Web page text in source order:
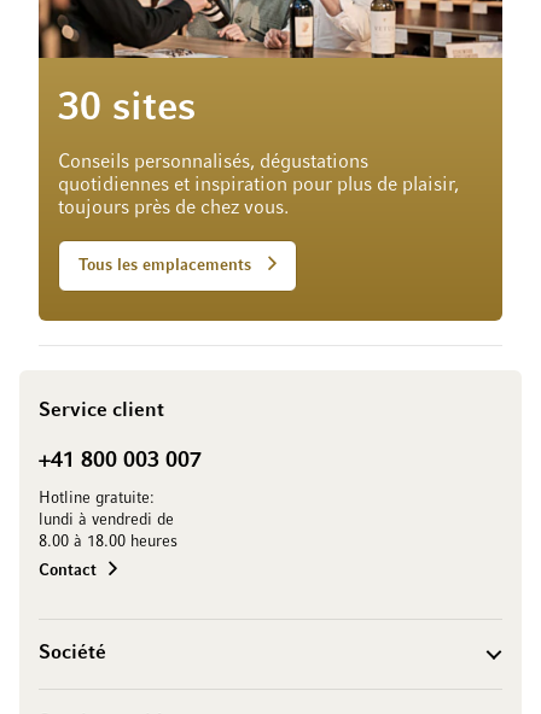
30 sites
Conseils personnalisés, dégustations
quotidiennes et inspiration pour plus de plaisir,
toujours près de chez vous.
Tous les emplacements
Service client
+41 800 003 007
Hotline gratuite:
lundi à vendredi de
8.00 à 18.00 heures
Contact
Société